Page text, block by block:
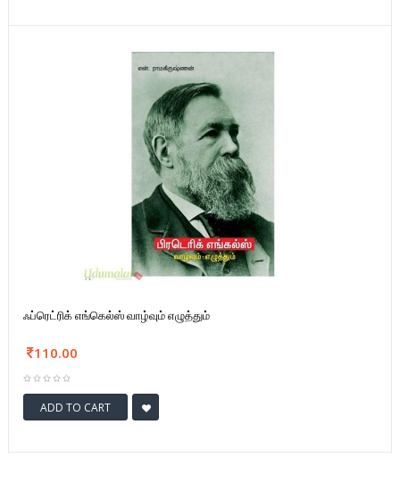
ஃப்ரெட்ரிக் எங்கெல்ஸ் வாழ்வும் எழுத்தும்
110.00
ADD TO CART